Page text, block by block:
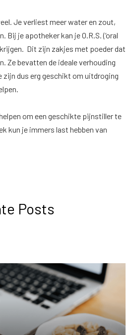
Je verliest meer water en zout,
Bij je apotheker kan je O.R.S. (‘oral
Dit zijn zakjes met poeder dat
Ze bevatten de ideale verhouding
zijn dus erg geschikt om uitdroging
om een geschikte pijnstiller te
kun je immers last hebben van
Posts